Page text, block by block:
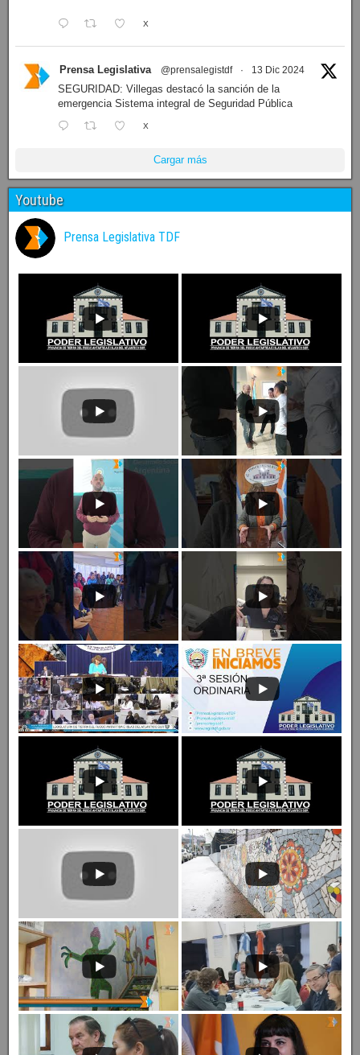
X
Prensa Legislativa @prensalegistdf · 13 Dic 2024
SEGURIDAD: Villegas destacó la sanción de la
emergencia Sistema integral de Seguridad Pública
X
Cargar más
Youtube
Prensa Legislativa TDF